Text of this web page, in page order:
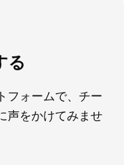
る
フォームで、チー
声をかけてみませ